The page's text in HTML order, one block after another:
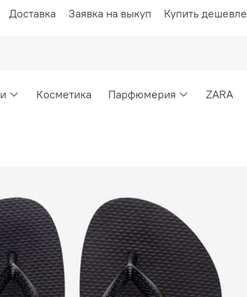
Доставка Заявка на выкуп Купить дешевле
Косметика Парфюмерия ZARA